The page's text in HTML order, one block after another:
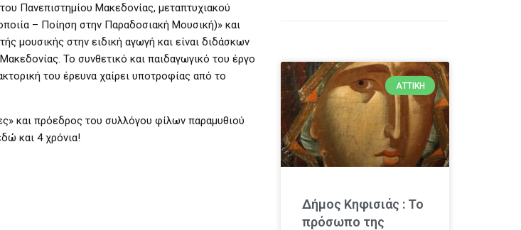
Πανεπιστημίου Μακεδονίας, μεταπτυχιακού
– Ποίηση στην Παραδοσιακή Μουσική)» και
μουσικής στην ειδική αγωγή και είναι διδάσκων
Το συνθετικό και παιδαγωγικό του έργο
του έρευνα χαίρει υποτροφίας από το
και πρόεδρος του συλλόγου φίλων παραμυθιού
και 4 χρόνια!
ΑΤΤΙΚΉ
Δήμος Κηφισιάς : Το
πρόσωπο της